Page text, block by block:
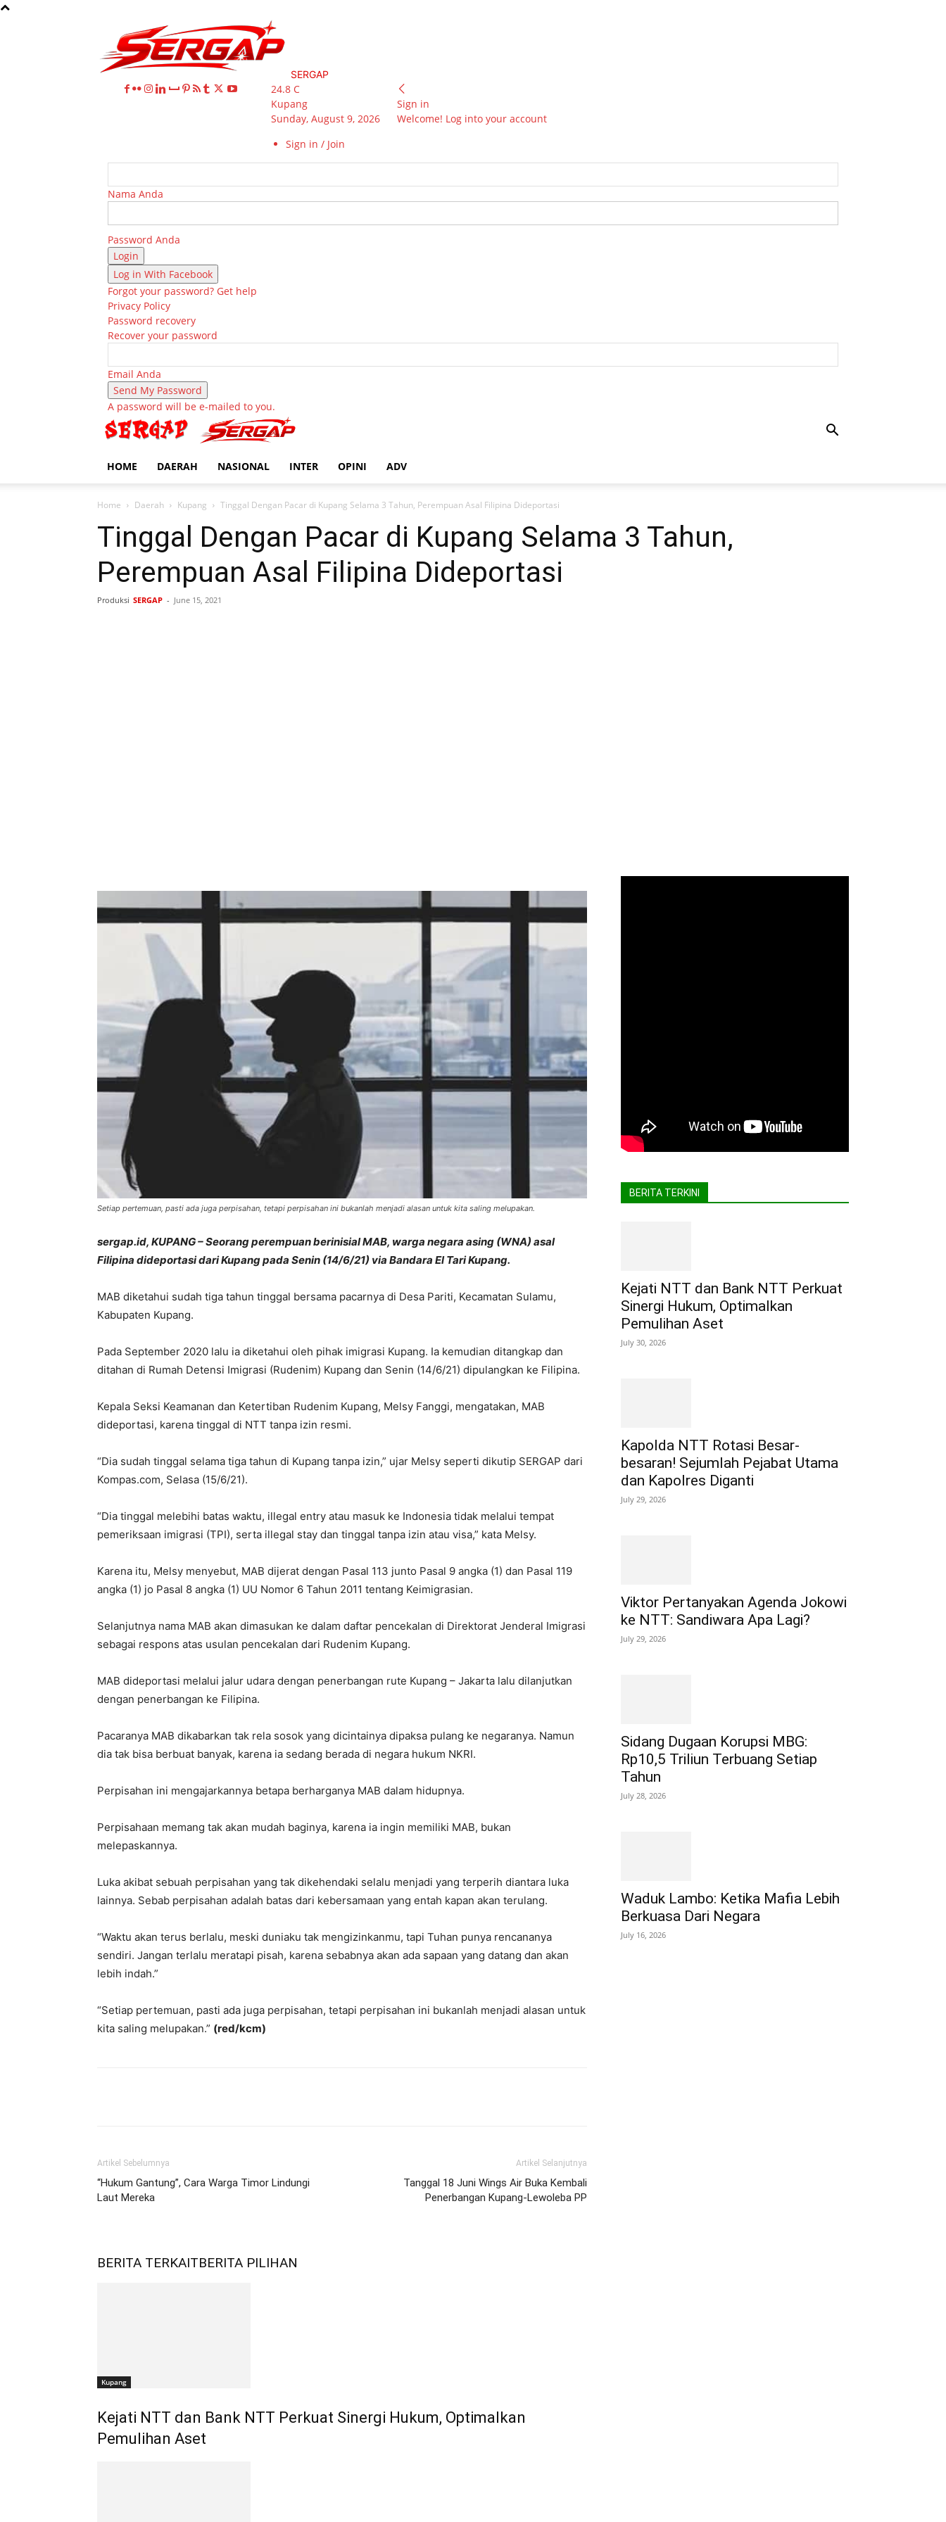
SERGAP
24.8 C
Kupang
Sunday, August 9, 2026
Sign in / Join
Sign in
Welcome! Log into your account
Nama Anda
Password Anda
Log in With Facebook
Forgot your password? Get help
Privacy Policy
Password recovery
Recover your password
Email Anda
A password will be e-mailed to you.
HOME DAERAH NASIONAL INTER OPINI ADV
Home Daerah Kupang Tinggal Dengan Pacar di Kupang Selama 3 Tahun, Perempuan Asal Filipina Dideportasi
Tinggal Dengan Pacar di Kupang Selama 3 Tahun,
Perempuan Asal Filipina Dideportasi
Produksi SERGAP - June 15, 2021
Setiap pertemuan, pasti ada juga perpisahan, tetapi perpisahan ini bukanlah menjadi alasan untuk kita saling melupakan.
sergap.id, KUPANG – Seorang perempuan berinisial MAB, warga negara asing (WNA) asal
Filipina dideportasi dari Kupang pada Senin (14/6/21) via Bandara El Tari Kupang.
MAB diketahui sudah tiga tahun tinggal bersama pacarnya di Desa Pariti, Kecamatan Sulamu,
Kabupaten Kupang.
Pada September 2020 lalu ia diketahui oleh pihak imigrasi Kupang. Ia kemudian ditangkap dan
ditahan di Rumah Detensi Imigrasi (Rudenim) Kupang dan Senin (14/6/21) dipulangkan ke Filipina.
Kepala Seksi Keamanan dan Ketertiban Rudenim Kupang, Melsy Fanggi, mengatakan, MAB
dideportasi, karena tinggal di NTT tanpa izin resmi.
“Dia sudah tinggal selama tiga tahun di Kupang tanpa izin,” ujar Melsy seperti dikutip SERGAP dari
Kompas.com, Selasa (15/6/21).
“Dia tinggal melebihi batas waktu, illegal entry atau masuk ke Indonesia tidak melalui tempat
pemeriksaan imigrasi (TPI), serta illegal stay dan tinggal tanpa izin atau visa,” kata Melsy.
Karena itu, Melsy menyebut, MAB dijerat dengan Pasal 113 junto Pasal 9 angka (1) dan Pasal 119
angka (1) jo Pasal 8 angka (1) UU Nomor 6 Tahun 2011 tentang Keimigrasian.
Selanjutnya nama MAB akan dimasukan ke dalam daftar pencekalan di Direktorat Jenderal Imigrasi
sebagai respons atas usulan pencekalan dari Rudenim Kupang.
MAB dideportasi melalui jalur udara dengan penerbangan rute Kupang – Jakarta lalu dilanjutkan
dengan penerbangan ke Filipina.
Pacaranya MAB dikabarkan tak rela sosok yang dicintainya dipaksa pulang ke negaranya. Namun
dia tak bisa berbuat banyak, karena ia sedang berada di negara hukum NKRI.
Perpisahan ini mengajarkannya betapa berharganya MAB dalam hidupnya.
Perpisahaan memang tak akan mudah baginya, karena ia ingin memiliki MAB, bukan
melepaskannya.
Luka akibat sebuah perpisahan yang tak dikehendaki selalu menjadi yang terperih diantara luka
lainnya. Sebab perpisahan adalah batas dari kebersamaan yang entah kapan akan terulang.
“Waktu akan terus berlalu, meski duniaku tak mengizinkanmu, tapi Tuhan punya rencananya
sendiri. Jangan terlalu meratapi pisah, karena sebabnya akan ada sapaan yang datang dan akan
lebih indah.”
“Setiap pertemuan, pasti ada juga perpisahan, tetapi perpisahan ini bukanlah menjadi alasan untuk
kita saling melupakan.” (red/kcm)
Artikel Sebelumnya
“Hukum Gantung”, Cara Warga Timor Lindungi
Laut Mereka
Artikel Selanjutnya
Tanggal 18 Juni Wings Air Buka Kembali
Penerbangan Kupang-Lewoleba PP
BERITA TERKAITBERITA PILIHAN
Kupang
Kejati NTT dan Bank NTT Perkuat Sinergi Hukum, Optimalkan
Pemulihan Aset
BERITA TERKINI
Kejati NTT dan Bank NTT Perkuat
Sinergi Hukum, Optimalkan
Pemulihan Aset
July 30, 2026
Kapolda NTT Rotasi Besar-
besaran! Sejumlah Pejabat Utama
dan Kapolres Diganti
July 29, 2026
Viktor Pertanyakan Agenda Jokowi
ke NTT: Sandiwara Apa Lagi?
July 29, 2026
Sidang Dugaan Korupsi MBG:
Rp10,5 Triliun Terbuang Setiap
Tahun
July 28, 2026
Waduk Lambo: Ketika Mafia Lebih
Berkuasa Dari Negara
July 16, 2026